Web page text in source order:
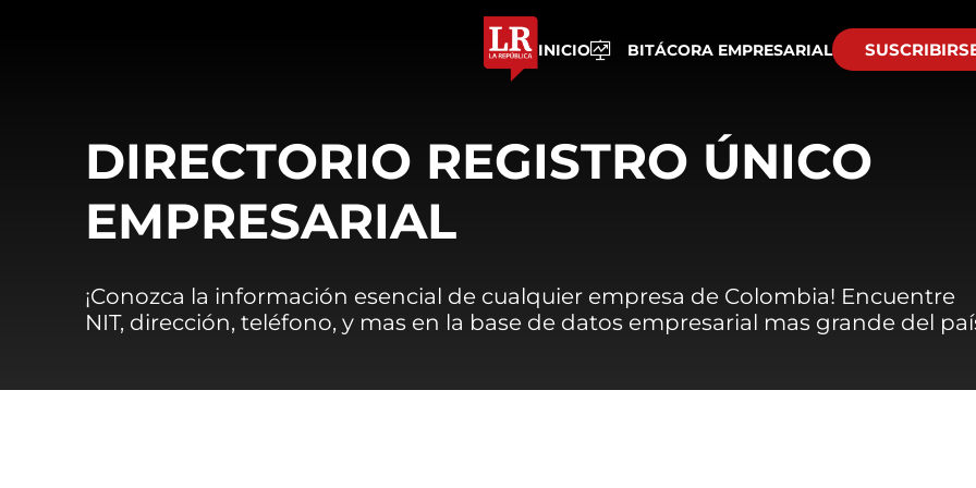
INICIO BITÁCORA EMPRESARIAL
DIRECTORIO REGISTRO ÚNICO
EMPRESARIAL
¡Conozca la información esencial de cualquier empresa de Colombia! Encuentre
NIT, dirección, teléfono, y mas en la base de datos empresarial mas grande del